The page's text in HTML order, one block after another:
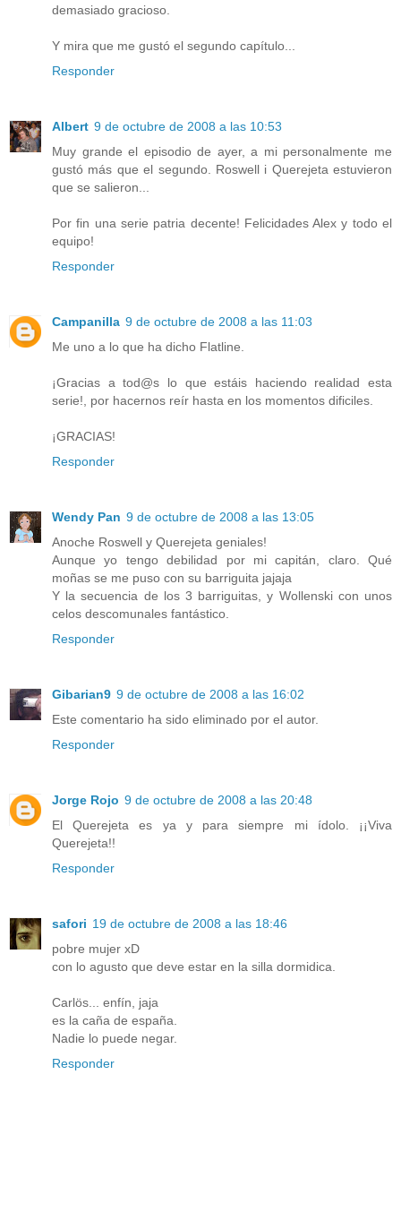
demasiado gracioso.
Y mira que me gustó el segundo capítulo...
Responder
Albert 9 de octubre de 2008 a las 10:53
Muy grande el episodio de ayer, a mi personalmente me
gustó más que el segundo. Roswell i Querejeta estuvieron
que se salieron...
Por fin una serie patria decente! Felicidades Alex y todo el
equipo!
Responder
Campanilla 9 de octubre de 2008 a las 11:03
Me uno a lo que ha dicho Flatline.
¡Gracias a tod@s lo que estáis haciendo realidad esta
serie!, por hacernos reír hasta en los momentos dificiles.
¡GRACIAS!
Responder
Wendy Pan 9 de octubre de 2008 a las 13:05
Anoche Roswell y Querejeta geniales!
Aunque yo tengo debilidad por mi capitán, claro. Qué
moñas se me puso con su barriguita jajaja
Y la secuencia de los 3 barriguitas, y Wollenski con unos
celos descomunales fantástico.
Responder
Gibarian9 9 de octubre de 2008 a las 16:02
Este comentario ha sido eliminado por el autor.
Responder
Jorge Rojo 9 de octubre de 2008 a las 20:48
El Querejeta es ya y para siempre mi ídolo. ¡¡Viva
Querejeta!!
Responder
safori 19 de octubre de 2008 a las 18:46
pobre mujer xD
con lo agusto que deve estar en la silla dormidica.
Carlös... enfín, jaja
es la caña de españa.
Nadie lo puede negar.
Responder